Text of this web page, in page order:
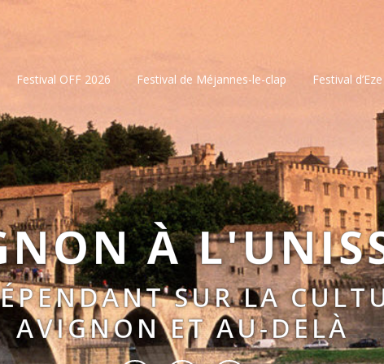
Festival OFF 2026 Festival de Méjannes-le-clap Festival d’Eze
À
SUR LA
AVIGNON ET AU-DELÀ